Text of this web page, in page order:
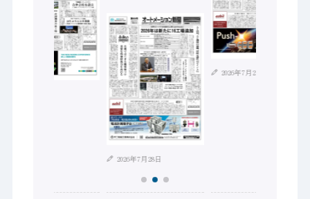
2026年7月28日
2026年7月21日